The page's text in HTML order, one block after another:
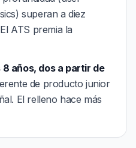
superan a diez
ATS premia la
años, dos a partir de
de producto junior
El relleno hace más